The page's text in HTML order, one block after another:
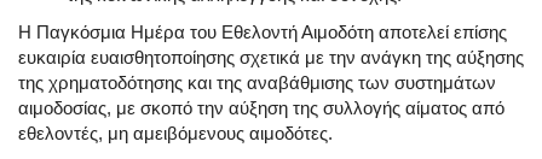
Η Παγκόσμια Ημέρα του Εθελοντή Αιμοδότη αποτελεί επίσης
ευκαιρία ευαισθητοποίησης σχετικά με την ανάγκη της αύξησης
της χρηματοδότησης και της αναβάθμισης των συστημάτων
αιμοδοσίας, με σκοπό την αύξηση της συλλογής αίματος από
εθελοντές, μη αμειβόμενους αιμοδότες.